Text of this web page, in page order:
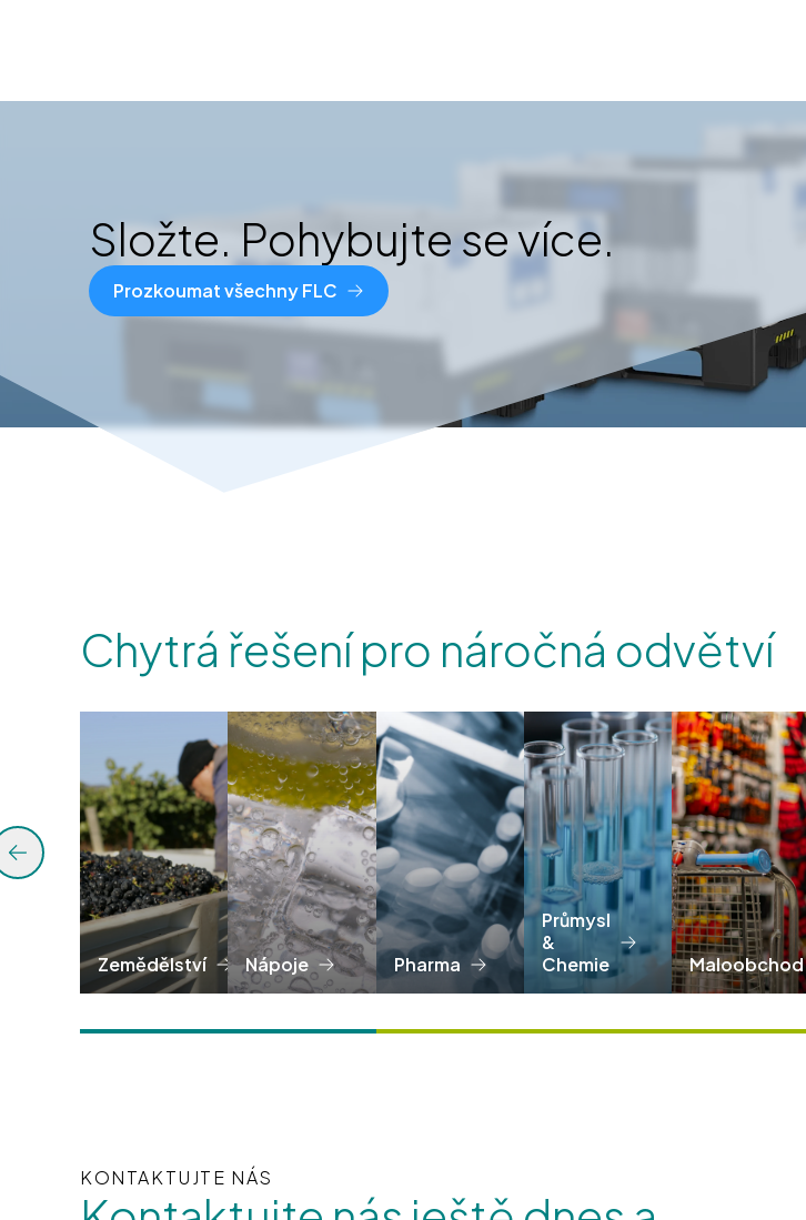
Složte. Pohybujte se více.
Prozkoumat všechny FLC
Chytrá řešení pro náročná odvětví
Zemědělství Nápoje Pharma
Průmysl
&
Chemie
Maloobchod
KONTAKTUJTE NÁS